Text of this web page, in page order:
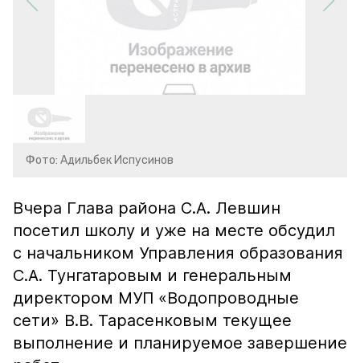
Фото: Адильбек Испусинов
Вчера Глава района С.А. Левшин
посетил школу и уже на месте обсудил
с начальником Управления образования
С.А. Тунгатаровым и генеральным
директором МУП «Водопроводные
сети» В.В. Тарасенковым текущее
выполнение и планируемое завершение